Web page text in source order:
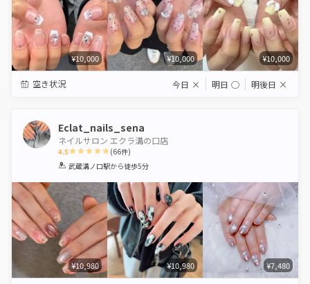
¥10,000 ¥10,000 ¥10,000
空き状況 今日 × 明日 ◯ 明後日 ×
Eclat_nails_sena
ネイルサロン エクラ溝の口店
4.5
1 2 3 4 5
(66件)
武蔵溝ノ口駅から徒歩5分
¥10,980 ¥10,980 ¥7,480